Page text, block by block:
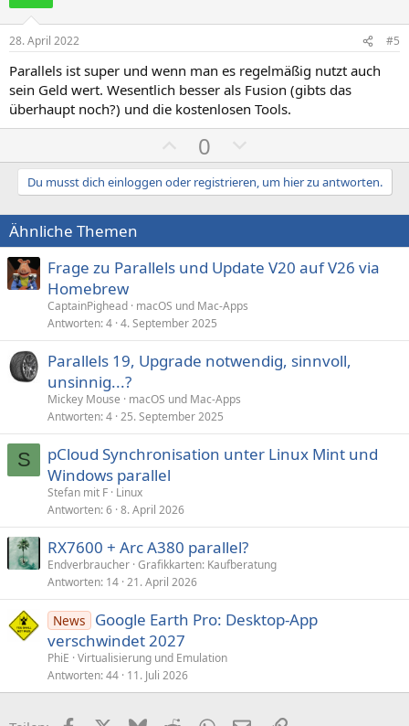
t
v
e
S
t
m
m
e
t
v
e
S
t
m
m
e
28. April 2022 #5
Parallels ist super und wenn man es regelmäßig nutzt auch
sein Geld wert. Wesentlich besser als Fusion (gibts das
überhaupt noch?) und die kostenlosen Tools.
o
s
i
i
v
e
S
t
i
m
e
0
e
g
a
i
v
t
i
e
Du musst dich einloggen oder registrieren, um hier zu antworten.
Ähnliche Themen
Frage zu Parallels und Update V20 auf V26 via
Homebrew
CaptainPighead macOS und Mac-Apps
Antworten 4 4. September 2025
Parallels 19, Upgrade notwendig, sinnvoll,
unsinnig...?
Mickey Mouse
macOS und Mac-Apps
Antworten 4 25. September 2025
S
pCloud Synchronisation unter Linux Mint und
Windows parallel
Stefan mit F Linux
Antworten 6 8. April 2026
RX7600 + Arc A380 parallel?
Endverbraucher Grafikkarten: Kaufberatung
Antworten 14 21. April 2026
News
Google Earth Pro: Desktop-App
verschwindet 2027
PhiE Virtualisierung und Emulation
Antworten 44 11. Juli 2026